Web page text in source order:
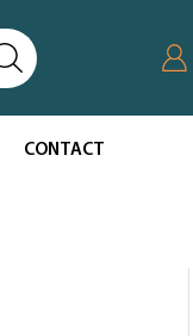
CONTACT